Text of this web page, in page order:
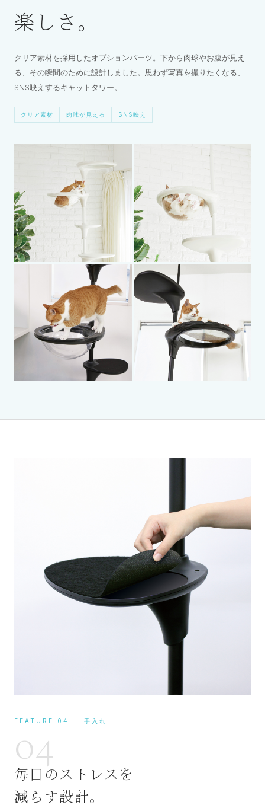
楽しさ。
クリア素材を採用したオプションパーツ。下から肉球やお腹が見え
る、その瞬間のために設計しました。思わず写真を撮りたくなる、
SNS映えするキャットタワー。
クリア素材 肉球が見える SNS映え
FEATURE 04 — 手入れ
04
毎日のストレスを
減らす設計。